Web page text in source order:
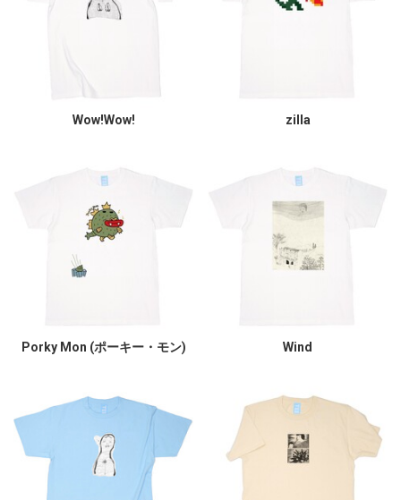
Wow!Wow! zilla
Porky Mon (ポーキー・モン) Wind